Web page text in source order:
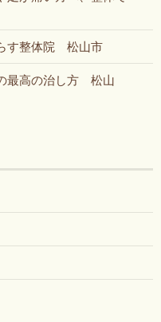
す整体院 松山市
最高の治し方 松山